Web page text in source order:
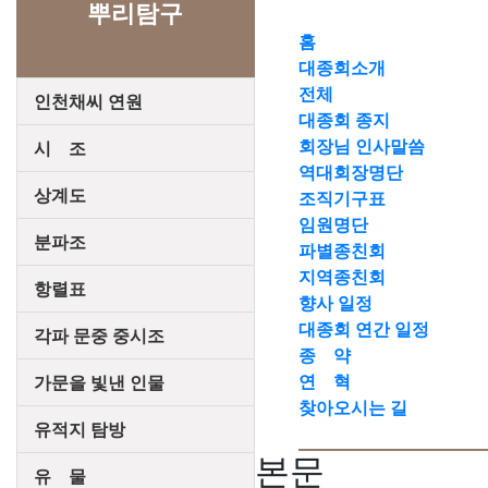
뿌리탐구
인천채씨 연원
시 조
상계도
분파조
항렬표
각파 문중 중시조
가문을 빛낸 인물
유적지 탐방
유 물
홈
대종회소개
전체
대종회 종지
회장님 인사말씀
역대회장명단
조직기구표
임원명단
파별종친회
지역종친회
향사 일정
대종회 연간 일정
종 약
연 혁
찾아오시는 길
본문